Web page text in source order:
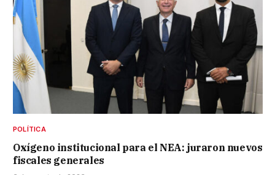
POLÍTICA
Oxígeno institucional para el NEA: juraron nuevos
fiscales generales